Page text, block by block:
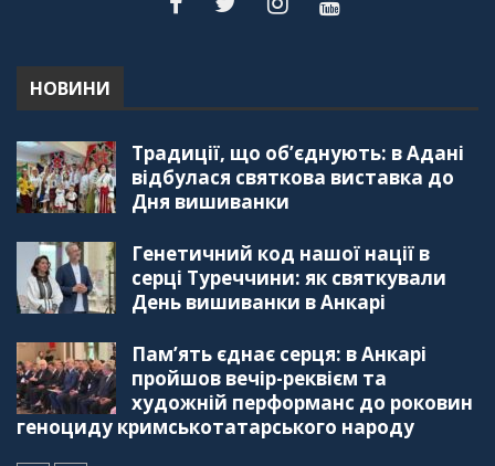
НОВИНИ
Традиції, що об’єднують: в Адані
відбулася святкова виставка до
Дня вишиванки
Генетичний код нашої нації в
серці Туреччини: як святкували
День вишиванки в Анкарі
Пам’ять єднає серця: в Анкарі
пройшов вечір-реквієм та
художній перформанс до роковин
геноциду кримськотатарського народу